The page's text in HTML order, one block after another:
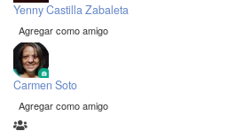
Yenny Castilla Zabaleta
Agregar como amigo
Carmen Soto
Agregar como amigo